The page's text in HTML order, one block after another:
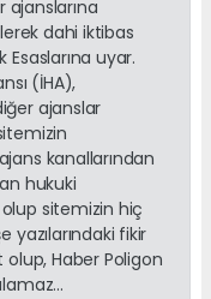
ajanslarına
dahi iktibas
Esaslarına uyar.
(İHA),
ajanslar
kanallarından
hukuki
sitemizin hiç
fikir
Haber Poligon